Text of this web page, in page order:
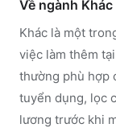
Về ngành Khác
Khác là một
việc làm thêm
thường phù hợp
tuyển dụng, lọc
lương trước khi